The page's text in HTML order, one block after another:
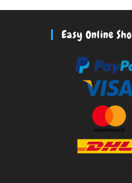
Easy Online